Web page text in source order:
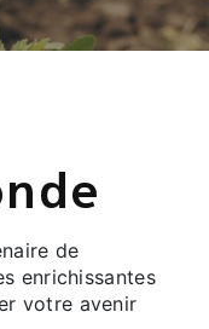
de
enrichissantes
votre avenir